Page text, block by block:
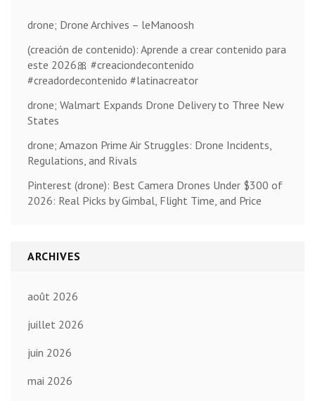
drone; Drone Archives – leManoosh
(creación de contenido): Aprende a crear contenido para
este 2026🎀 #creaciondecontenido
#creadordecontenido #latinacreator
drone; Walmart Expands Drone Delivery to Three New
States
drone; Amazon Prime Air Struggles: Drone Incidents,
Regulations, and Rivals
Pinterest (drone): Best Camera Drones Under $300 of
2026: Real Picks by Gimbal, Flight Time, and Price
ARCHIVES
août 2026
juillet 2026
juin 2026
mai 2026